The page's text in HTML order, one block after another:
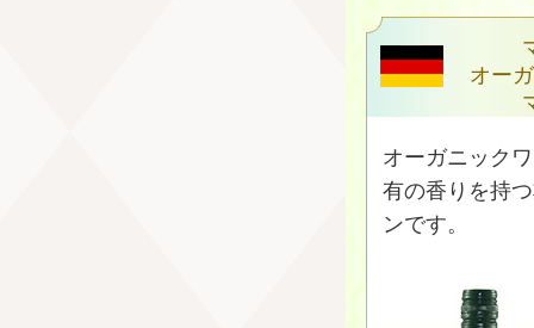
オー
オーガニック
有の香りを持
ンです。